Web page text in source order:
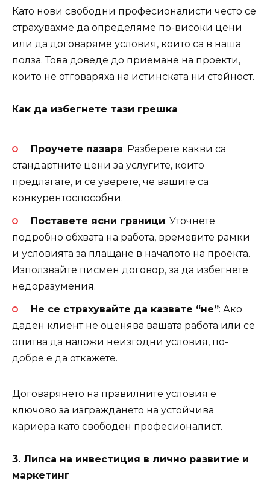
Като нови свободни професионалисти често се
страхувахме да определяме по-високи цени
или да договаряме условия, които са в наша
полза. Това доведе до приемане на проекти,
които не отговаряха на истинската ни стойност.
Как да избегнете тази грешка
Проучете пазара: Разберете какви са
стандартните цени за услугите, които
предлагате, и се уверете, че вашите са
конкурентоспособни.
Поставете ясни граници: Уточнете
подробно обхвата на работа, времевите рамки
и условията за плащане в началото на проекта.
Използвайте писмен договор, за да избегнете
недоразумения.
Не се страхувайте да казвате “не”: Ако
даден клиент не оценява вашата работа или се
опитва да наложи неизгодни условия, по-
добре е да откажете.
Договарянето на правилните условия е
ключово за изграждането на устойчива
кариера като свободен професионалист.
3. Липса на инвестиция в лично развитие и
маркетинг